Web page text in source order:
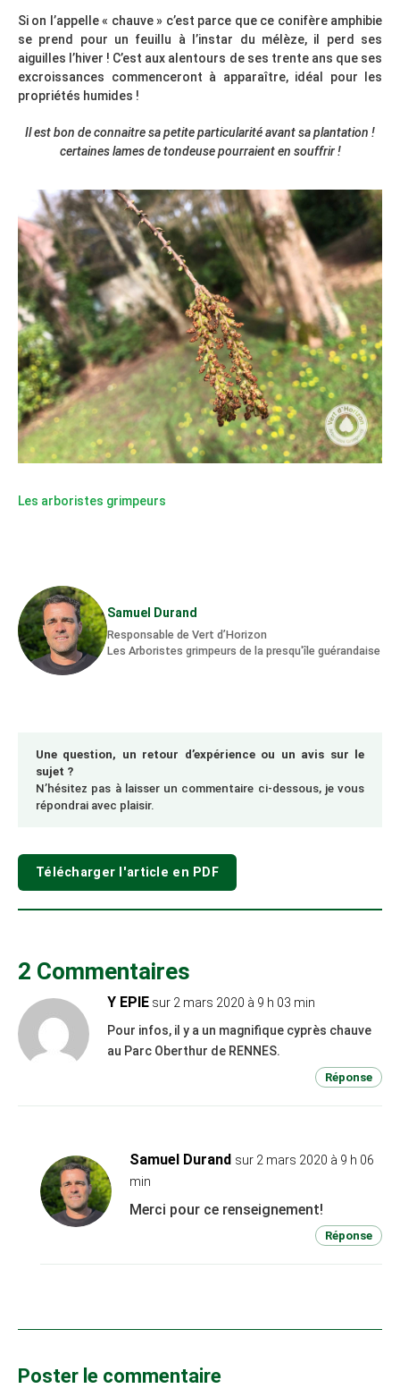
Si on l’appelle « chauve » c’est parce que ce conifère amphibie
se prend pour un feuillu à l’instar du mélèze, il perd ses
aiguilles l’hiver ! C’est aux alentours de ses trente ans que ses
excroissances commenceront à apparaître, idéal pour les
propriétés humides !
Il est bon de connaitre sa petite particularité avant sa plantation !
certaines lames de tondeuse pourraient en souffrir !
Les arboristes grimpeurs
Samuel Durand
Responsable de Vert d’Horizon
Les Arboristes grimpeurs de la presqu'île guérandaise
Une question, un retour d’expérience ou un avis sur le
sujet ?
N’hésitez pas à laisser un commentaire ci-dessous, je vous
répondrai avec plaisir.
Télécharger l'article en PDF
2 Commentaires
Y EPIE sur 2 mars 2020 à 9 h 03 min
Pour infos, il y a un magnifique cyprès chauve
au Parc Oberthur de RENNES.
Réponse
Samuel Durand sur 2 mars 2020 à 9 h 06
min
Merci pour ce renseignement!
Réponse
Poster le commentaire